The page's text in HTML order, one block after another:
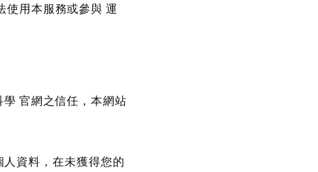
使用本服務或參與 運
官網之信任，本網站
資料，在未獲得您的